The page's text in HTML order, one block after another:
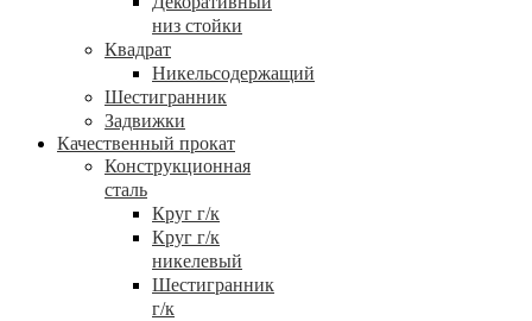
низ стойки
Квадрат
Никельсодержащий
Шестигранник
Задвижки
Качественный прокат
Конструкционная
сталь
Круг г/к
Круг г/к
никелевый
Шестигранник
г/к